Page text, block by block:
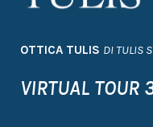
OTTICA TULIS DI TULIS
VIRTUAL TOUR